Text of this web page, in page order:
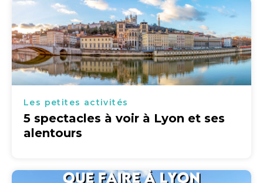
Les petites activités
5 spectacles à voir à Lyon et ses
alentours